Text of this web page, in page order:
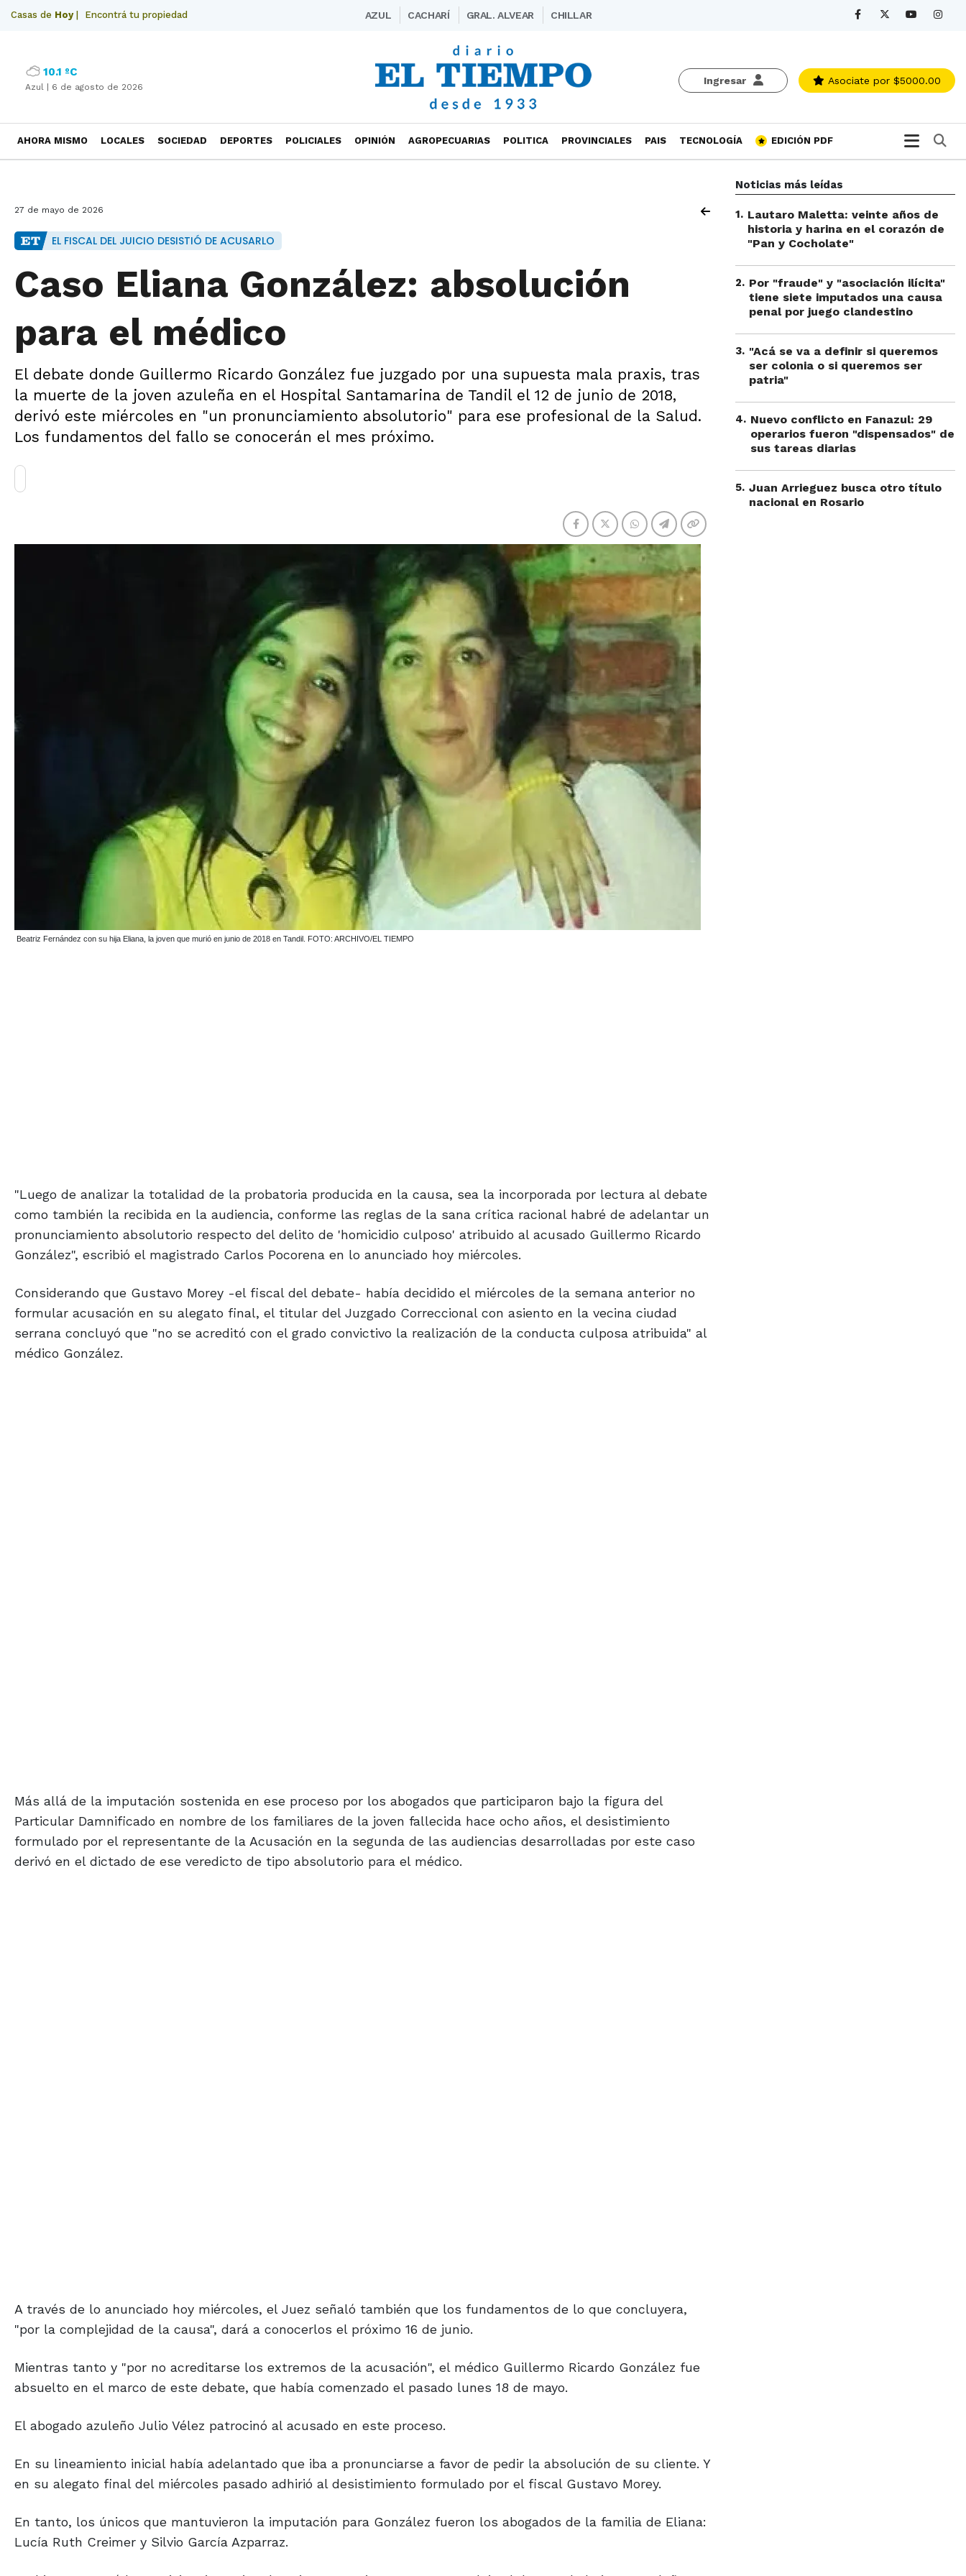
Casas de Hoy| Encontrá tu propiedad AZUL CACHARÍ GRAL. ALVEAR CHILLAR
Ingresar Asociate por $5000.00
10.1 ºC
Azul | 6 de agosto de 2026
AHORA MISMO LOCALES SOCIEDAD DEPORTES POLICIALES OPINIÓN AGROPECUARIAS POLITICA PROVINCIALES PAIS TECNOLOGÍA EDICIÓN PDF
27 de mayo de 2026
EL FISCAL DEL JUICIO DESISTIÓ DE ACUSARLO
Caso Eliana González: absolución
para el médico
El debate donde Guillermo Ricardo González fue juzgado por una supuesta mala praxis, tras
la muerte de la joven azuleña en el Hospital Santamarina de Tandil el 12 de junio de 2018,
derivó este miércoles en "un pronunciamiento absolutorio" para ese profesional de la Salud.
Los fundamentos del fallo se conocerán el mes próximo.
Beatriz Fernández con su hija Eliana, la joven que murió en junio de 2018 en Tandil. FOTO: ARCHIVO/EL TIEMPO
"Luego de analizar la totalidad de la probatoria producida en la causa, sea la incorporada por lectura al debate
como también la recibida en la audiencia, conforme las reglas de la sana crítica racional habré de adelantar un
pronunciamiento absolutorio respecto del delito de 'homicidio culposo' atribuido al acusado Guillermo Ricardo
González", escribió el magistrado Carlos Pocorena en lo anunciado hoy miércoles.
Considerando que Gustavo Morey -el fiscal del debate- había decidido el miércoles de la semana anterior no
formular acusación en su alegato final, el titular del Juzgado Correccional con asiento en la vecina ciudad
serrana concluyó que "no se acreditó con el grado convictivo la realización de la conducta culposa atribuida" al
médico González.
Más allá de la imputación sostenida en ese proceso por los abogados que participaron bajo la figura del
Particular Damnificado en nombre de los familiares de la joven fallecida hace ocho años, el desistimiento
formulado por el representante de la Acusación en la segunda de las audiencias desarrolladas por este caso
derivó en el dictado de ese veredicto de tipo absolutorio para el médico.
A través de lo anunciado hoy miércoles, el Juez señaló también que los fundamentos de lo que concluyera,
"por la complejidad de la causa", dará a conocerlos el próximo 16 de junio.
Mientras tanto y "por no acreditarse los extremos de la acusación", el médico Guillermo Ricardo González fue
absuelto en el marco de este debate, que había comenzado el pasado lunes 18 de mayo.
El abogado azuleño Julio Vélez patrocinó al acusado en este proceso.
En su lineamiento inicial había adelantado que iba a pronunciarse a favor de pedir la absolución de su cliente. Y
en su alegato final del miércoles pasado adhirió al desistimiento formulado por el fiscal Gustavo Morey.
En tanto, los únicos que mantuvieron la imputación para González fueron los abogados de la familia de Eliana:
Lucía Ruth Creimer y Silvio García Azparraz.
Noticias más leídas
1. Lautaro Maletta: veinte años de
historia y harina en el corazón de
"Pan y Cocholate"
2. Por "fraude" y "asociación ilícita"
tiene siete imputados una causa
penal por juego clandestino
3. "Acá se va a definir si queremos
ser colonia o si queremos ser
patria"
4. Nuevo conflicto en Fanazul: 29
operarios fueron "dispensados" de
sus tareas diarias
5. Juan Arrieguez busca otro título
nacional en Rosario